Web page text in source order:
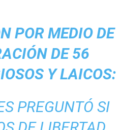
POR MEDIO DE
DE 56
Y LAICOS:
PREGUNTÓ SI